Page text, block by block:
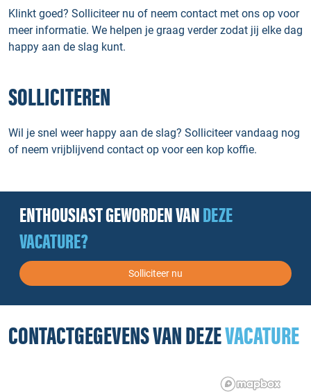
Klinkt goed? Solliciteer nu of neem contact met ons op voor
meer informatie. We helpen je graag verder zodat jij elke dag
happy aan de slag kunt.
SOLLICITEREN
Wil je snel weer happy aan de slag? Solliciteer vandaag nog
of neem vrijblijvend contact op voor een kop koffie.
ENTHOUSIAST GEWORDEN VANDEZE
VACATURE?
Solliciteer nu
CONTACTGEGEVENS VAN DEZEVACATURE